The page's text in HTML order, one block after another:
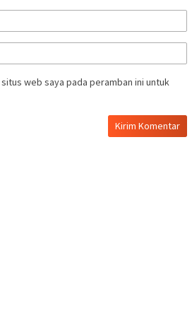
web saya pada peramban ini untuk